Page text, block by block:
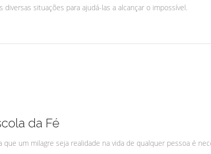
diversas situações para ajudá-las a alcançar o impossível.
da Fé
que um milagre seja realidade na vida de qualquer pessoa é